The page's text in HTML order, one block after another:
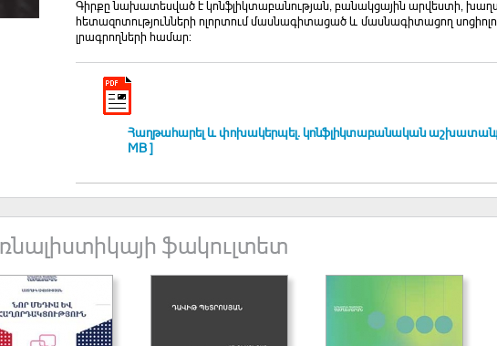
Գիրքը նախատեսված է կոնֆլիկտաբանության, բանակցային արվեստի,
հետազոտությունների ոլորտում մասնագիտացած և մասնագիտացող
լրագրողների համար:
Հաղթահարել և փոխակերպել. կոնֆլիկտաբանական աշխատանքի
MB ]
ֆակուլտետ